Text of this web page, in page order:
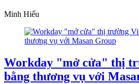
Minh Hiếu
Workday "mở cửa" thị
bằng thương vụ với